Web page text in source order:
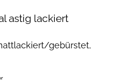
astig lackiert
gebürstet,